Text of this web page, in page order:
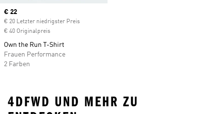
Current price
€ 22
€ 20 Letzter niedrigster Preis
€ 40 Originalpreis
Own the Run T-Shirt
Frauen Performance
2 Farben
4DFWD UND MEHR ZU